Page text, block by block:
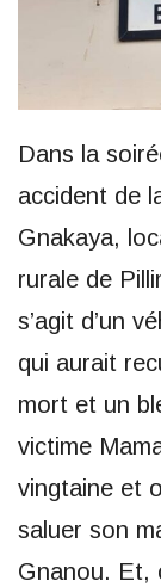
Dans la
accident de
Gnakaya,
rurale de
s’agit d’un
qui aurait
mort et un
victime
vingtaine et
saluer son
Gnanou. Et,